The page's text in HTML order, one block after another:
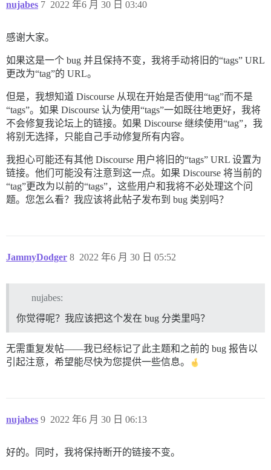
nujabes 2022 年6 月 30 日 03:40
7
感谢大家。
如果这是一个 bug 并且保持不变，我将手动将旧的“tags” URL
更改为“tag”的 URL。
但是，我想知道 Discourse 从现在开始是否使用“tag”而不是
“tags”。如果 Discourse 认为使用“tags”一如既往地更好，我将
不会修复我论坛上的链接。如果 Discourse 继续使用“tag”，我
将别无选择，只能自己手动修复所有内容。
我担心可能还有其他 Discourse 用户将旧的“tags” URL 设置为
链接。他们可能没有注意到这一点。如果 Discourse 将当前的
“tag”更改为以前的“tags”，这些用户和我将不必处理这个问
题。您怎么看？我应该将此帖子发布到 bug 类别吗？
JammyDodger 2022 年6 月 30 日 05:52
8
nujabes:
你觉得呢？我应该把这个发在 bug 分类里吗？
无需重复发帖——我已经标记了此主题和之前的 bug 报告以
引起注意，希望能尽快为您提供一些信息。
nujabes 2022 年6 月 30 日 06:13
9
好的。同时，我将保持断开的链接不变。